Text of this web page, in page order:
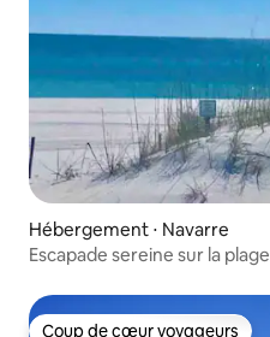
Hébergement ⋅ Navarre
Escapade sereine sur la plage
Coup de cœur voyageurs